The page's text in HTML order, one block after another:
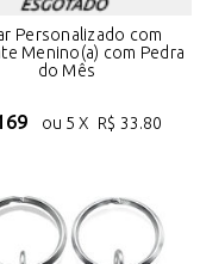
Personalizado com
Menino(a) com Pedra
do Mês
ou 5 X R$ 33.80